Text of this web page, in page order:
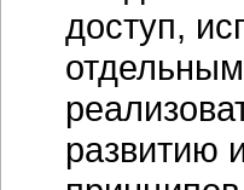
доступ,
развитию